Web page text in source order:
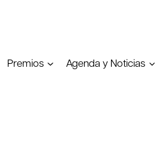
Premios Agenda y Noticias